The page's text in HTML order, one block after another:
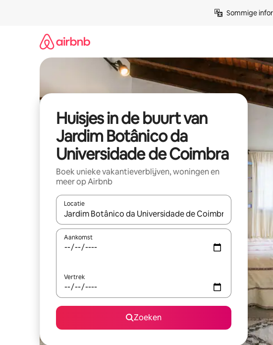
Sommige
Huisjes in de buurt van
Jardim Botânico da
Universidade de Coimbra
Boek unieke vakantieverblijven, woningen en
meer op Airbnb
Locatie
Wanneer er suggesties beschikbaar zijn, maak je een keuze
Aankomst
Vertrek
Zoeken